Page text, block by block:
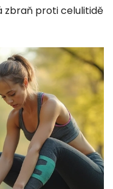
zbraň proti celulitidě